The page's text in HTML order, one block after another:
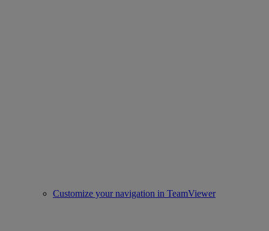
Customize your navigation in TeamViewer